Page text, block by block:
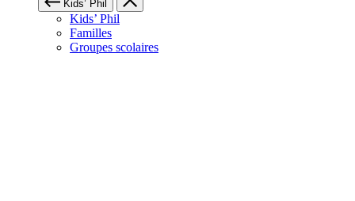
Kids’ Phil
Kids’ Phil
Familles
Groupes scolaires